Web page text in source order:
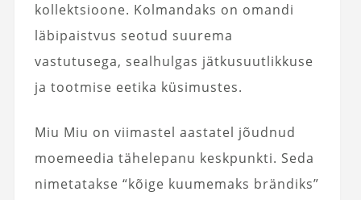
kollektsioone. Kolmandaks on omandi
läbipaistvus seotud suurema
vastutusega, sealhulgas jätkusuutlikkuse
ja tootmise eetika küsimustes.
Miu Miu on viimastel aastatel jõudnud
moemeedia tähelepanu keskpunkti. Seda
nimetatakse “kõige kuumemaks brändiks”